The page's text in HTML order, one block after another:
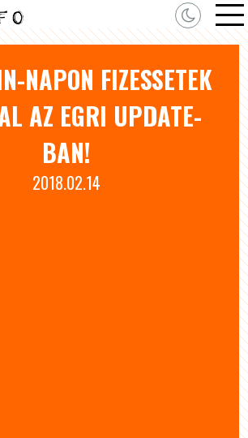
NAPON FIZESSETEK
AZ EGRI UPDATE-
BAN!
2018.02.14